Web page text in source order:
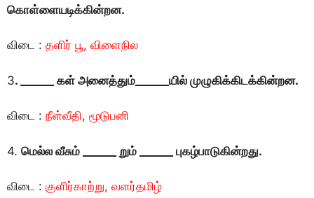
கொள்ளையடிக்கின்றன.
விடை : தளிர் பூ, விளைநில
3. ______ கள் அனைத்தும்______யில் முழுகிக்கிடக்கின்றன.
விடை : நீள்வீதி, மூடுபனி
4. மெல்ல வீசும் ______ றும் ______ புகழ்பாடுகின்றது.
விடை : குளிர்காற்று, வளர்தமிழ்